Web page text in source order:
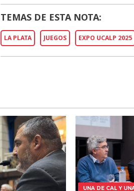
TEMAS DE ESTA NOTA:
LA PLATA JUEGOS EXPO UCALP 2025
UNA DE CAL Y